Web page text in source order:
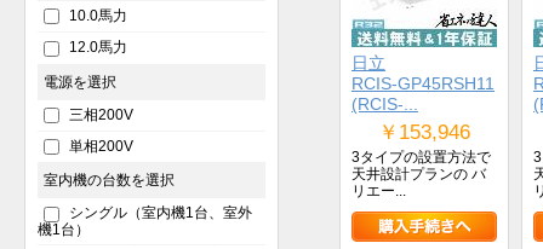
日立
RCIS-GP45RSH11
(RCIS-...
￥153,946
3タイプの設置方法で
天井設計プランの バ
リエー...
10.0馬力
12.0馬力
電源を選択
三相200V
単相200V
室内機の台数を選択
シングル（室内機1台、室外
機1台）